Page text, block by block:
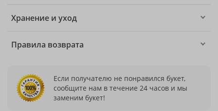
Хранение и уход
Правила возврата
Если получателю не понравился букет,
сообщите нам в течение 24 часов и мы
заменим букет!